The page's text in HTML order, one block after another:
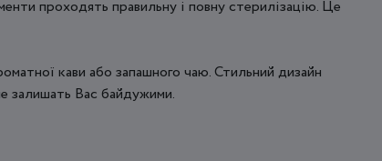
проходять правильну і повну стерилізацію. Це
кави або запашного чаю. Стильний дизайн
залишать Вас байдужими.